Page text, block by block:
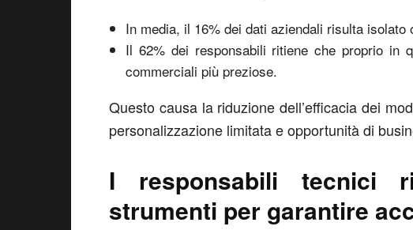
In media, il 16% dei dati aziendali risulta isolato
Il 62% dei responsabili ritiene che proprio in
commerciali più preziose.
Questo causa la riduzione dell’efficacia dei
personalizzazione limitata e opportunità di
I responsabili tecnici
strumenti per garantire